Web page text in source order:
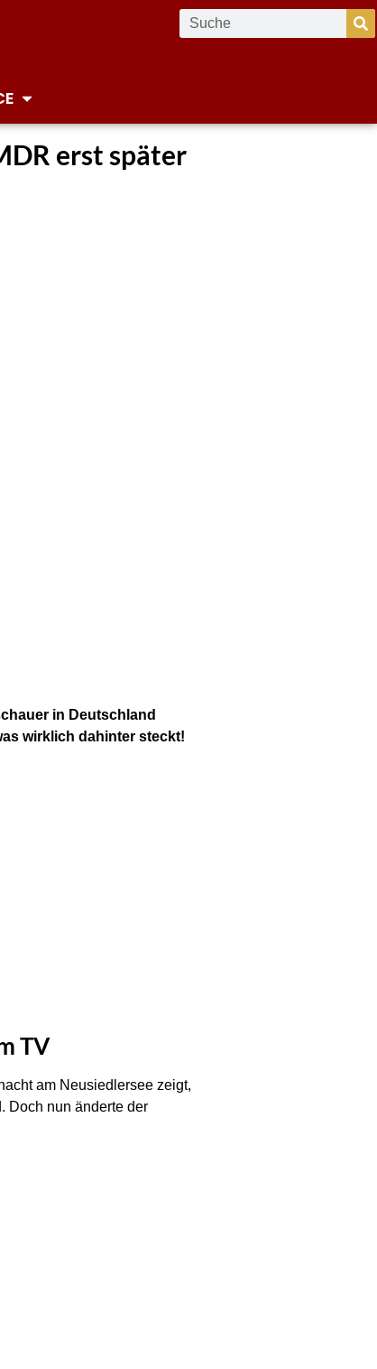
erst später
in Deutschland
wirklich dahinter steckt!
TV
am Neusiedlersee zeigt,
Doch nun änderte der